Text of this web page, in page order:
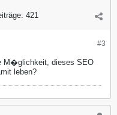
421
#3
M�glichkeit, dieses SEO
leben?